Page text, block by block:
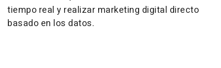
tiempo real y realizar marketing digital directo
basado en los datos.